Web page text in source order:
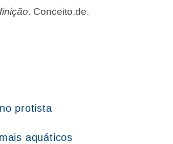
. Conceito.de.
protista
aquáticos